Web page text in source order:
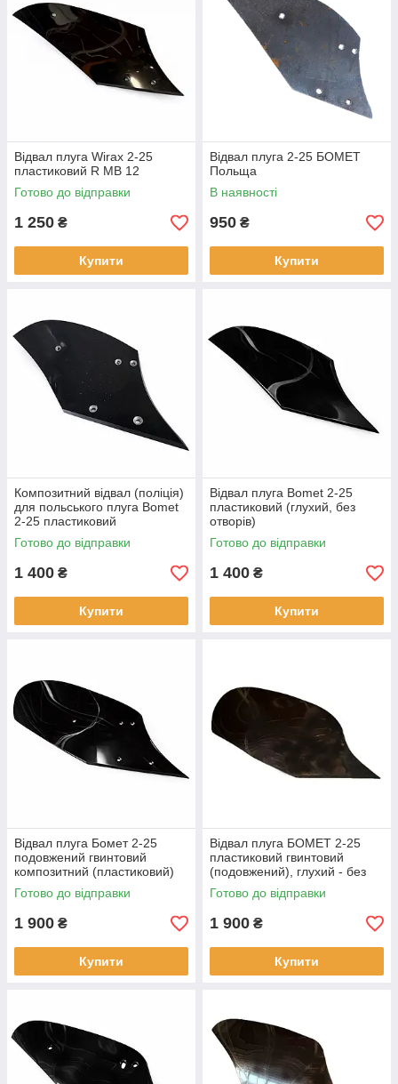
Відвал плуга Wirax 2-25
пластиковий R MB 12
Готово до відправки
1 250 ₴
Купити
Відвал плуга 2-25 БОМЕТ
Польща
В наявності
950 ₴
Купити
Композитний відвал (поліція)
для польського плуга Bomet
2-25 пластиковий
Готово до відправки
1 400 ₴
Купити
Відвал плуга Bomet 2-25
пластиковий (глухий, без
отворів)
Готово до відправки
1 400 ₴
Купити
Відвал плуга Бомет 2-25
подовжений гвинтовий
композитний (пластиковий)
Готово до відправки
1 900 ₴
Купити
Відвал плуга БОМЕТ 2-25
пластиковий гвинтовий
(подовжений), глухий - без
отворів
Готово до відправки
1 900 ₴
Купити